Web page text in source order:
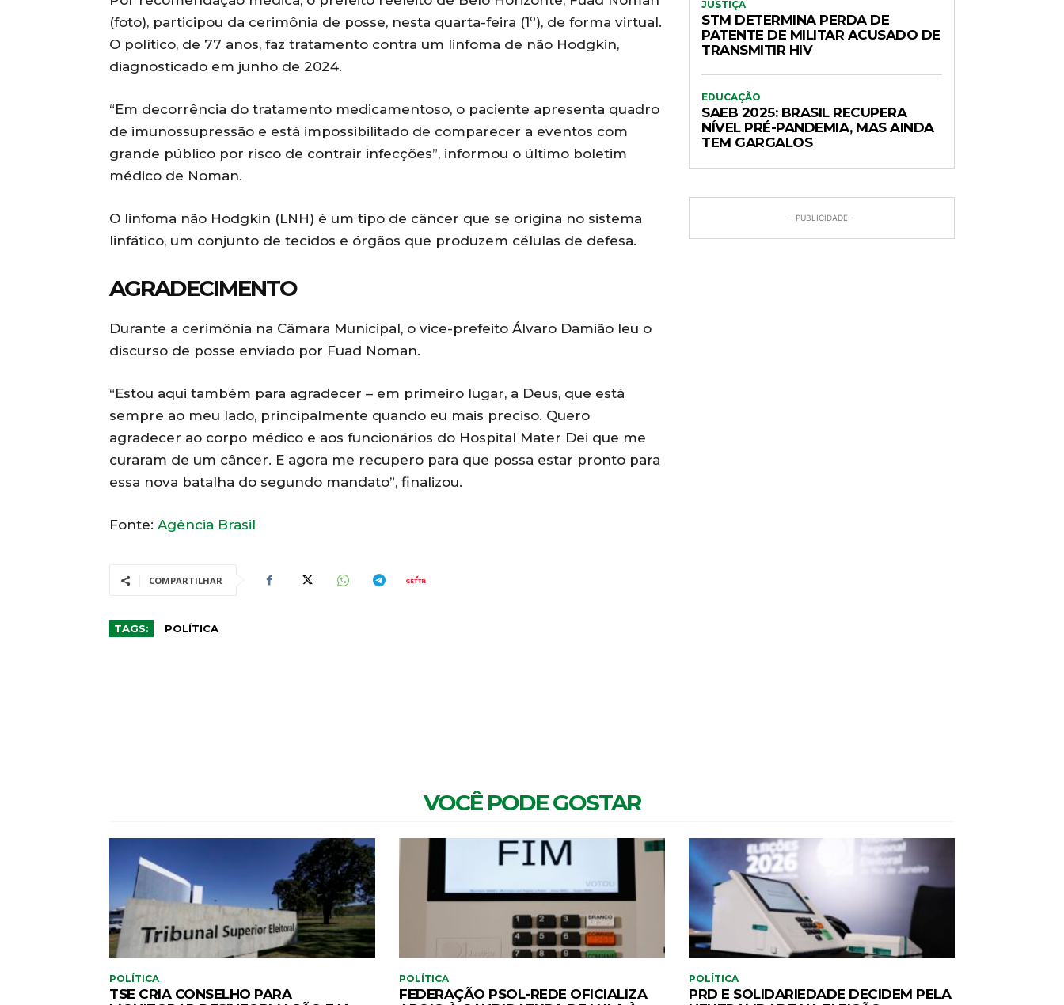
(foto), participou da cerimônia de posse, nesta quarta-feira (1º), de forma virtual.
O político, de 77 anos, faz tratamento contra um linfoma de não Hodgkin,
diagnosticado em junho de 2024.
“Em decorrência do tratamento medicamentoso, o paciente apresenta quadro
de imunossupressão e está impossibilitado de comparecer a eventos com
grande público por risco de contrair infecções”, informou o último boletim
médico de Noman.
O linfoma não Hodgkin (LNH) é um tipo de câncer que se origina no sistema
linfático, um conjunto de tecidos e órgãos que produzem células de defesa.
AGRADECIMENTO
Durante a cerimônia na Câmara Municipal, o vice-prefeito Álvaro Damião leu o
discurso de posse enviado por Fuad Noman.
“Estou aqui também para agradecer – em primeiro lugar, a Deus, que está
sempre ao meu lado, principalmente quando eu mais preciso. Quero
agradecer ao corpo médico e aos funcionários do Hospital Mater Dei que me
curaram de um câncer. E agora me recupero para que possa estar pronto para
essa nova batalha do segundo mandato”, finalizou.
Fonte: Agência Brasil
COMPARTILHAR
TAGS: POLÍTICA
JUSTIÇA
STM DETERMINA PERDA DE
PATENTE DE MILITAR ACUSADO DE
TRANSMITIR HIV
EDUCAÇÃO
SAEB 2025: BRASIL RECUPERA
NÍVEL PRÉ-PANDEMIA, MAS AINDA
TEM GARGALOS
- PUBLICIDADE -
VOCÊ PODE GOSTAR
POLÍTICA
TSE CRIA CONSELHO PARA
POLÍTICA
FEDERAÇÃO PSOL-REDE OFICIALIZA
POLÍTICA
PRD E SOLIDARIEDADE DECIDEM PELA